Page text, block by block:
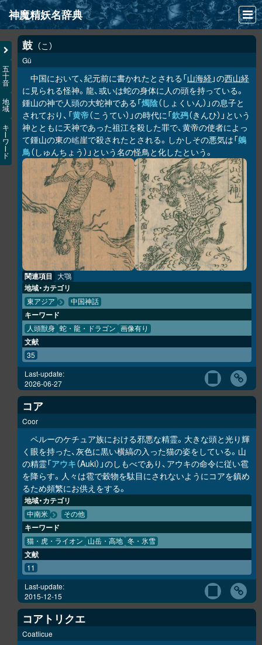
神魔精妖名辞典
NEWS
INFO
文献
検索
凖項目
画像資料便覧
LINK
五
十
音
地
域
キ
ワ
ド
鼓 こ
Gǔ
中国において、紀元前に書かれたとされる「山海経 」の西山経
に見られる怪神。龍、或いは蛇の身体に人の頭を持っている。
鍾山の神で人頭の大蛇神である「燭陰（しょくいん）」の息子と
されており、「黄帝（こうてい）」の時代に「欽䲹（きんひ）」という
神とともに天神であった祖江を殺した罪で、黄帝の使者によっ
て鍾山の東の𡺯崖で殺されたとされる。しかしその悪気は「鵕
鳥（しゅんちょう）」という名の怪鳥と化したという。
関連項目 大鶚
地域・カテゴリ
東アジア 中国神話
キーワード
人頭獣身 蛇・龍・ドラゴン 画像有り
文献
35
Last-update:
2026-06-27
コア
Coor
ペルーのケチュア族における邪悪な精霊。大きな頭と光り輝
く眼を持った、灰色に黒い横縞の入った猫の姿をしている。山
の精霊「アウキ（Auki）」のしもべであり、アウキの命令に従い雹
を降らす。人々は雹で穀物を駄目にされないようにコアを鎮め
るため頻繁にお供えをする。
地域・カテゴリ
中南米 その他
キーワード
猫・虎・ライオン 山岳・高地 冬・氷雪
文献
11
Last-update:
2015-12-15
コアトリクエ
Coatlicue